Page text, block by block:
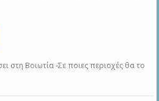
στη Bοιωτία -Σε ποιες περιοχές θα το